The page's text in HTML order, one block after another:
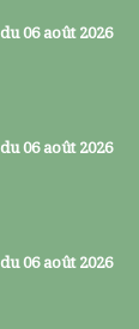
06 août 2026
06 août 2026
06 août 2026